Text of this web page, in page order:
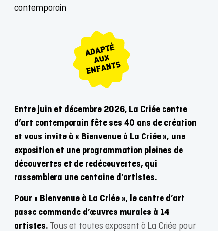
contemporain
Entre juin et décembre 2026, La Criée centre
d’art contemporain fête ses 40 ans de création
et vous invite à « Bienvenue à La Criée », une
exposition et une programmation pleines de
découvertes et de redécouvertes, qui
rassemblera une centaine d’artistes.
Pour « Bienvenue à La Criée », le centre d’art
passe commande d’œuvres murales à 14
artistes.Tous et toutes exposent à La Criée pour